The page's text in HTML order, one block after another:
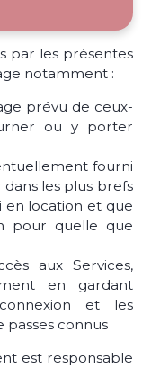
par les présentes
notamment :
prévu de ceux-
ou y porter
fourni
les plus brefs
en location et que
pour quelle que
aux Services,
en gardant
et les
passes connus
est responsable